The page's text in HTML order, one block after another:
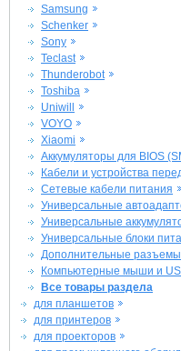
Samsung
Schenker
Sony
Teclast
Thunderobot
Toshiba
Uniwill
VOYO
Xiaomi
Аккумуляторы для BIOS
Кабели и устройства
Сетевые кабели питания
Универсальные
Универсальные
Универсальные блоки
Дополнительные
Компьютерные мыши и
Все товары раздела
для планшетов
для принтеров
для проекторов